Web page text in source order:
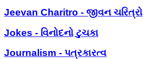
Jeevan Charitro - જીવન ચરિત્રો
Jokes - વિનોદનો ટુચકા
Journalism - પત્રકારત્વ